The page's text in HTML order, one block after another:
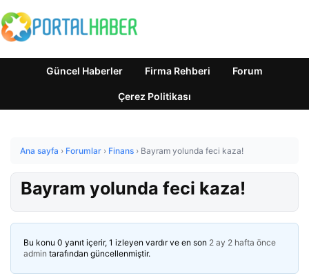
Güncel Haberler Firma Rehberi Forum
Çerez Politikası
Ana sayfa › Forumlar › Finans › Bayram yolunda feci kaza!
Bayram yolunda feci kaza!
Bu konu 0 yanıt içerir, 1 izleyen vardır ve en son 2 ay 2 hafta önce
admin tarafından güncellenmiştir.